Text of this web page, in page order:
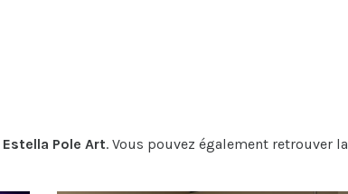
Estella Pole Art. Vous pouvez également retrouver la